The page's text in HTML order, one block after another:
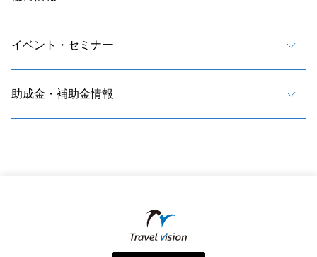
イベント・セミナー
助成金・補助金情報